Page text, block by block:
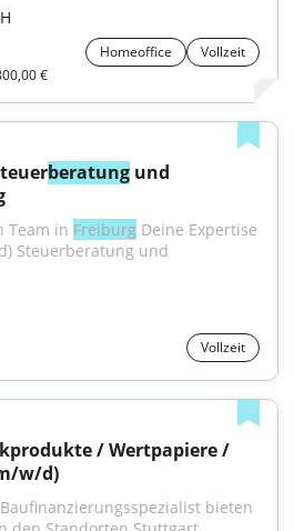
Homeoffice
Vollzeit
€
beratung und
Team in Freiburg Deine Expertise
Steuerberatung und
Vollzeit
/ Wertpapiere /
w/d)
bieten